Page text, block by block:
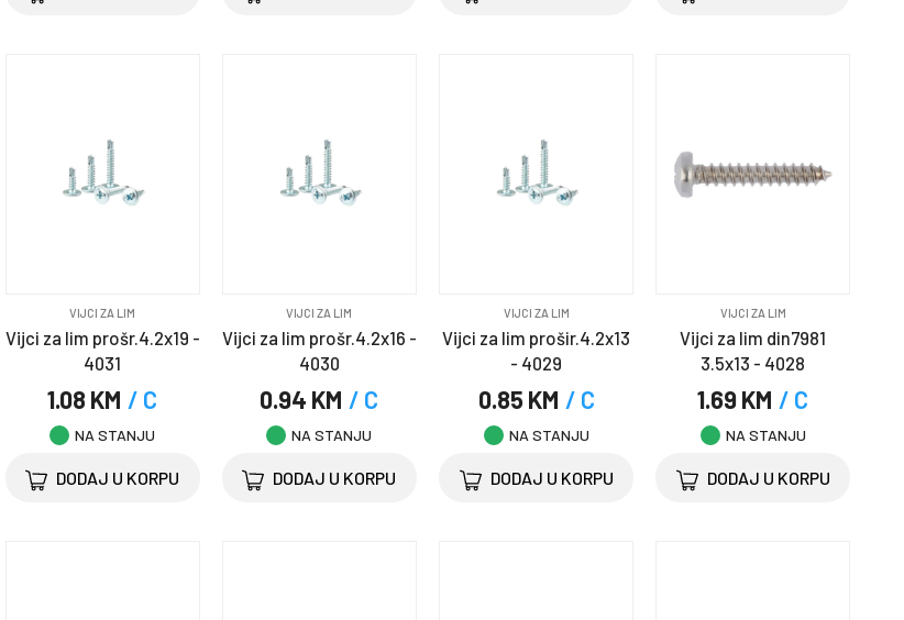
VIJCI ZA LIM
Vijci za lim prošr.4.2x19 -
4031
1.08 KM / C
NA STANJU
DODAJ U KORPU
VIJCI ZA LIM
Vijci za lim prošr.4.2x16 -
4030
0.94 KM / C
NA STANJU
DODAJ U KORPU
VIJCI ZA LIM
Vijci za lim prošir.4.2x13
- 4029
0.85 KM / C
NA STANJU
DODAJ U KORPU
VIJCI ZA LIM
Vijci za lim din7981
3.5x13 - 4028
1.69 KM / C
NA STANJU
DODAJ U KORPU